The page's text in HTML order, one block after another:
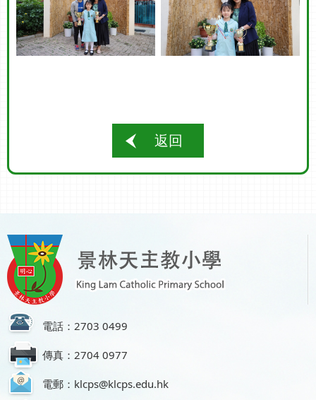
返回
電話：2703 0499
傳真：2704 0977
電郵：klcps@klcps.edu.hk